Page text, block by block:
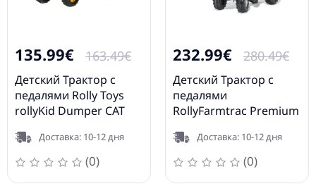
135.99€ 163.49€
Детский Трактор с
педалями Rolly Toys
rollyKid Dumper CAT
Доставка: 10-12 дня
(0)
232.99€ 280.49€
Детский Трактор с
педалями
RollyFarmtrac Premium
720057Доставка: 10-12 дня
(0)